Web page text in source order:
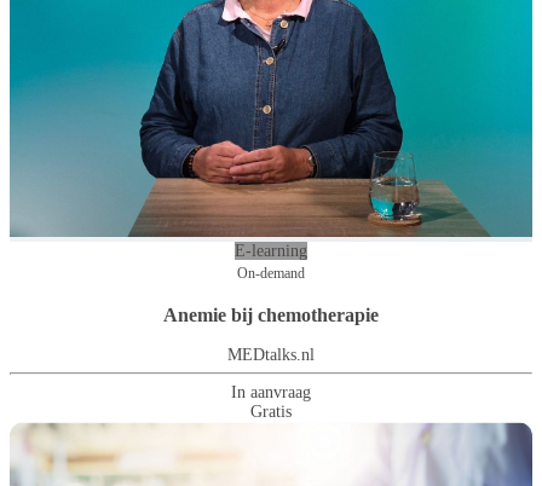
E-learning
On-demand
Anemie bij chemotherapie
MEDtalks.nl
In aanvraag
Gratis